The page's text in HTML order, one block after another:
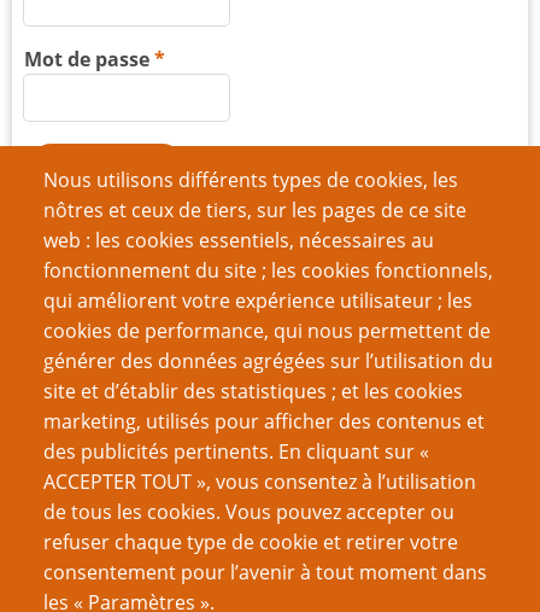
Nous utilisons différents types de cookies, les
nôtres et ceux de tiers, sur les pages de ce site
web : les cookies essentiels, nécessaires au
fonctionnement du site ; les cookies fonctionnels,
qui améliorent votre expérience utilisateur ; les
cookies de performance, qui nous permettent de
générer des données agrégées sur l’utilisation du
site et d’établir des statistiques ; et les cookies
marketing, utilisés pour afficher des contenus et
des publicités pertinents. En cliquant sur «
ACCEPTER TOUT », vous consentez à l’utilisation
de tous les cookies. Vous pouvez accepter ou
refuser chaque type de cookie et retirer votre
consentement pour l’avenir à tout moment dans
les « Paramètres ».
Mot de passe
Créer un nouveau compte
Réinitialiser votre mot de passe
Du même auteur
Ebook 23 : joueurs, joueuses et PJ, mode d'emploi
Ebook 22 : Les PNJ aussi ont une vie
Comment lancer et réussir son festival rôliste
Ebook 21 : Le marketing rôliste pour les nuls
Une rôliste dans la foule
Ebook 20 : L'accessoire, c'est l'essentiel
Test PTGPTB : quel rôliste LNIST êtes-vous ?
Convention RRX 2017 : debriefing